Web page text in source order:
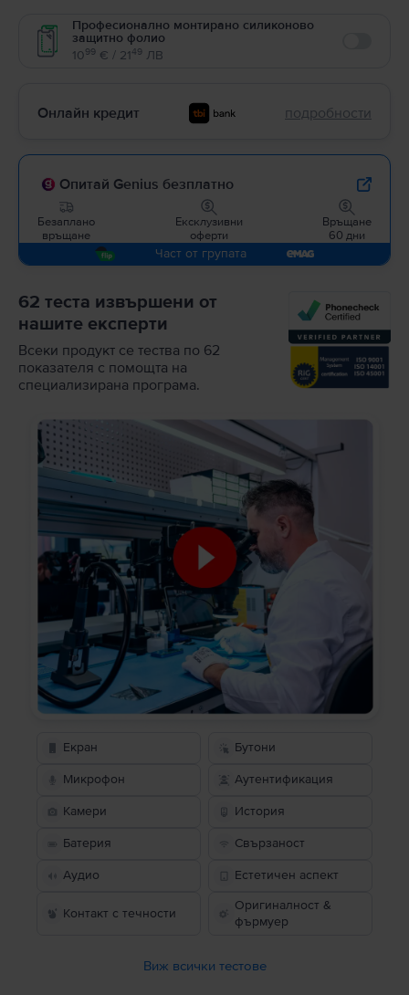
Професионално монтирано силиконово
защитно фолио
1099 € / 2149 ЛВ
Онлайн кредит подробности
Опитай Genius безплатно
Безаплано
връщане
Ексклузивни
оферти
Връщане
60 дни
Част от групата
62 теста извършени от
нашите експерти
Всеки продукт се тества по 62
показателя с помощта на
специализирана програма.
Екран Бутони
Микрофон Аутентификация
Камери История
Батерия Свързаност
Аудио Естетичен аспект
Контакт с течности
Оригиналност &
фърмуер
Виж всички тестове